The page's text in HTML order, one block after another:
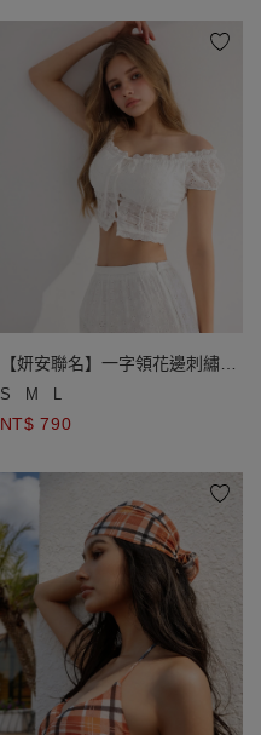
【妍安聯名】一字領花邊刺繡蕾
絲排扣澎袖短版上衣(附胸墊)
S M L
NT$ 790